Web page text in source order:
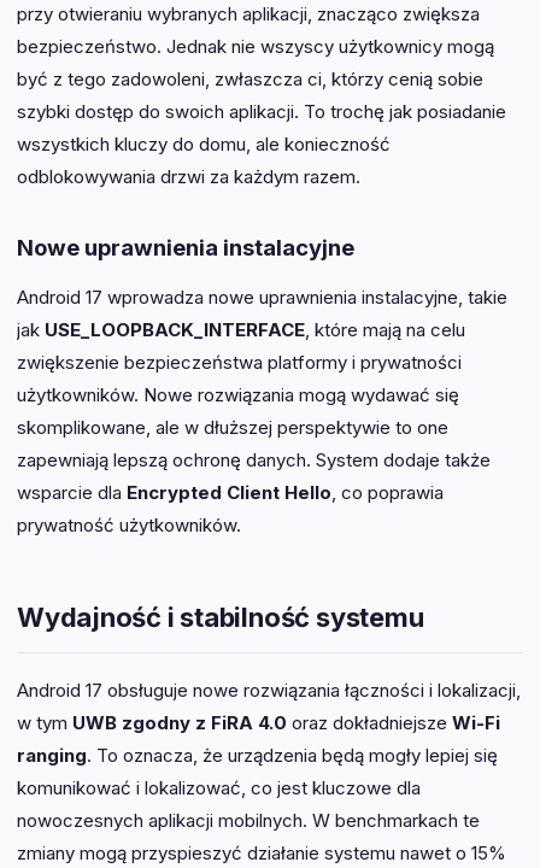
przy otwieraniu wybranych aplikacji, znacząco zwiększa
bezpieczeństwo. Jednak nie wszyscy użytkownicy mogą
być z tego zadowoleni, zwłaszcza ci, którzy cenią sobie
szybki dostęp do swoich aplikacji. To trochę jak posiadanie
wszystkich kluczy do domu, ale konieczność
odblokowywania drzwi za każdym razem.
Nowe uprawnienia instalacyjne
Android 17 wprowadza nowe uprawnienia instalacyjne, takie
jak USE_LOOPBACK_INTERFACE, które mają na celu
zwiększenie bezpieczeństwa platformy i prywatności
użytkowników. Nowe rozwiązania mogą wydawać się
skomplikowane, ale w dłuższej perspektywie to one
zapewniają lepszą ochronę danych. System dodaje także
wsparcie dla Encrypted Client Hello, co poprawia
prywatność użytkowników.
Wydajność i stabilność systemu
Android 17 obsługuje nowe rozwiązania łączności i lokalizacji,
w tym UWB zgodny z FiRA 4.0 oraz dokładniejsze Wi-Fi
ranging. To oznacza, że urządzenia będą mogły lepiej się
komunikować i lokalizować, co jest kluczowe dla
nowoczesnych aplikacji mobilnych. W benchmarkach te
zmiany mogą przyspieszyć działanie systemu nawet o 15%